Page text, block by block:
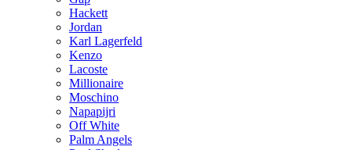
Hackett
Jordan
Karl Lagerfeld
Kenzo
Lacoste
Millionaire
Moschino
Napapijri
Off White
Palm Angels